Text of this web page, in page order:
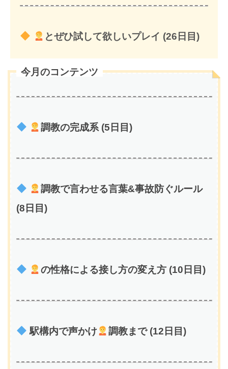
とぜひ試して欲しいプレイ (26日目)
今月のコンテンツ
調教の完成系 (5日目)
調教で言わせる言葉&事故防ぐルール
(8日目)
の性格による接し方の変え方 (10日目)
駅構内で声かけ 調教まで (12日目)